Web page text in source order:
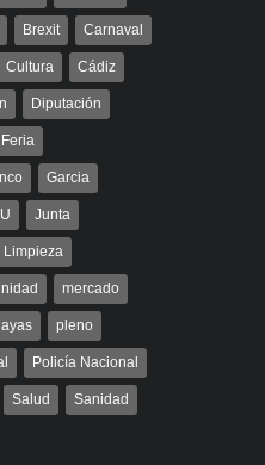
Brexit Carnaval
Cultura Cádiz
Diputación
Feria
Garcia
IU Junta
Limpieza
mercado
pleno
Policía Nacional
Salud Sanidad